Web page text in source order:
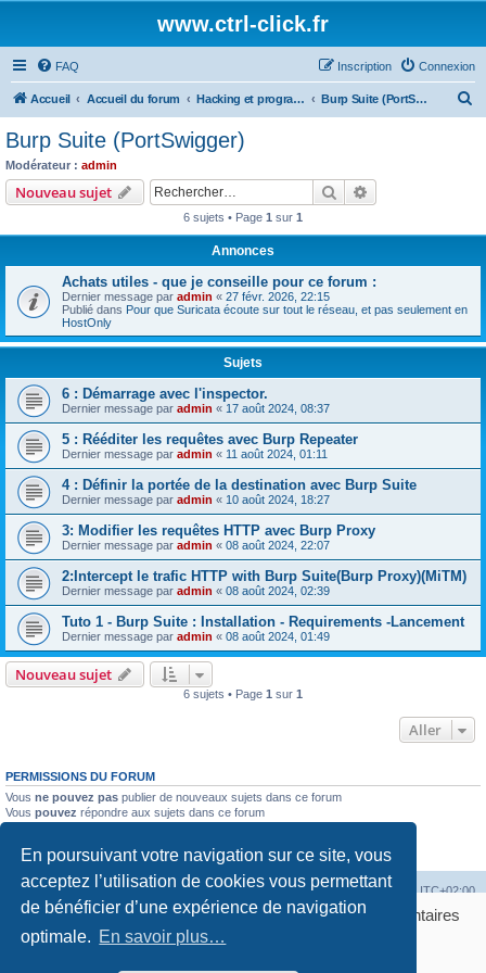
En poursuivant votre navigation sur ce site, vous
acceptez l’utilisation de cookies vous permettant
de bénéficier d’une expérience de navigation
optimale. En savoir plus…
www.ctrl-click.fr
FAQ Connexion
Inscription
Accueil Accueil du forum Hacking et programmation Burp Suite (PortSwigger)
Burp Suite (PortSwigger)
Modérateur : admin
Nouveau sujet Rechercher
6 sujets • Page 1 sur 1
Annonces
Achats utiles - que je conseille pour ce forum :
Dernier message par admin « 27 févr. 2026, 22:15
Publié dans Pour que Suricata écoute sur tout le réseau, et pas seulement en
HostOnly
Sujets
6 : Démarrage avec l'inspector.
Dernier message par admin « 17 août 2024, 08:37
5 : Rééditer les requêtes avec Burp Repeater
Dernier message par admin « 11 août 2024, 01:11
4 : Définir la portée de la destination avec Burp Suite
Dernier message par admin « 10 août 2024, 18:27
3: Modifier les requêtes HTTP avec Burp Proxy
Dernier message par admin « 08 août 2024, 22:07
2:Intercept le trafic HTTP with Burp Suite(Burp Proxy)(MiTM)
Dernier message par admin « 08 août 2024, 02:39
Tuto 1 - Burp Suite : Installation - Requirements -Lancement
Dernier message par admin « 08 août 2024, 01:49
Nouveau sujet
6 sujets • Page 1 sur 1
Aller
PERMISSIONS DU FORUM
Vous ne pouvez pas publier de nouveaux sujets dans ce forum
Vous pouvez répondre aux sujets dans ce forum
Vous ne pouvez pastransférer de pièces jointes dans ce forum
Accueil Accueil du forum Fuseau horaire sur UTC+02:00
Développé par phpBB
Traduction française officielle
Bonjour ! Pourrions-nous activer des services supplémentaires
pourMarketing / affiliation, Statistiques, Sécurité &